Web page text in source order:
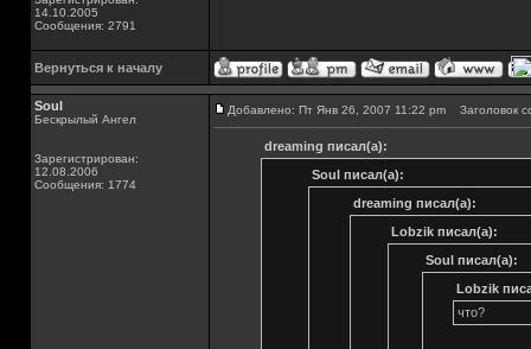
14.10.2005
Сообщения: 2791
Вернуться к началу
Soul
Бескрылый Ангел
Зарегистрирован:
12.08.2006
Сообщения: 1774
Добавлено: Пт Янв 26, 2007 11:22 pm Заголовок
dreaming писал(а):
Soul писал(а):
dreaming писал(а):
Lobzik писал(а):
Soul писал(а):
Lobzik
что?